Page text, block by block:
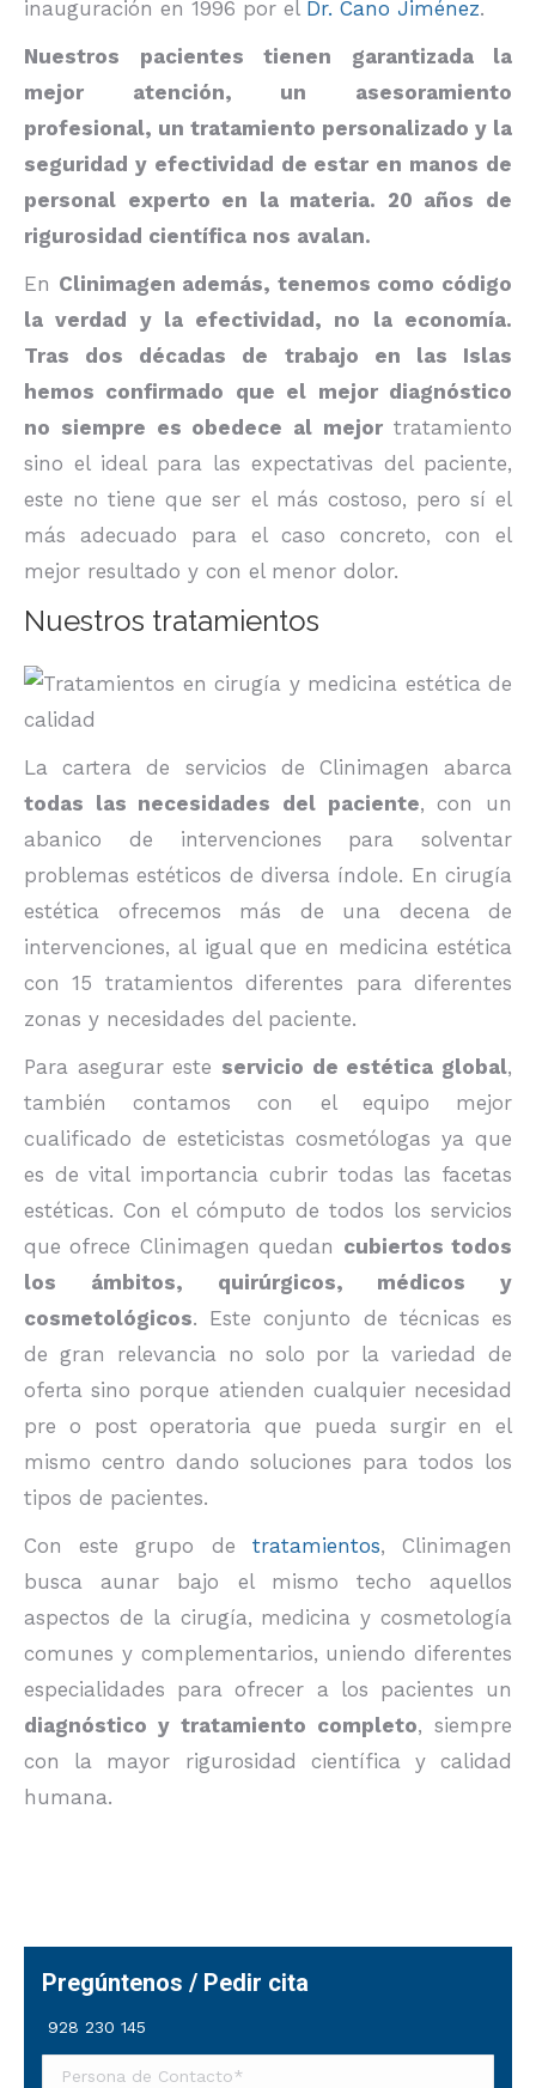
inauguración en 1996 por el Dr. Cano Jiménez.
Nuestros pacientes tienen garantizada la
mejor atención, un asesoramiento
profesional, un tratamiento personalizado y la
seguridad y efectividad de estar en manos de
personal experto en la materia. 20 años de
rigurosidad científica nos avalan.
En Clinimagen además, tenemos como código
la verdad y la efectividad, no la economía.
Tras dos décadas de trabajo en las Islas
hemos confirmado que el mejor diagnóstico
no siempre es obedece al mejor tratamiento
sino el ideal para las expectativas del paciente,
este no tiene que ser el más costoso, pero sí el
más adecuado para el caso concreto, con el
mejor resultado y con el menor dolor.
Nuestros tratamientos
La cartera de servicios de Clinimagen abarca
todas las necesidades del paciente, con un
abanico de intervenciones para solventar
problemas estéticos de diversa índole. En cirugía
estética ofrecemos más de una decena de
intervenciones, al igual que en medicina estética
con 15 tratamientos diferentes para diferentes
zonas y necesidades del paciente.
Para asegurar este servicio de estética global,
también contamos con el equipo mejor
cualificado de esteticistas cosmetólogas ya que
es de vital importancia cubrir todas las facetas
estéticas. Con el cómputo de todos los servicios
que ofrece Clinimagen quedan cubiertos todos
los ámbitos, quirúrgicos, médicos y
cosmetológicos. Este conjunto de técnicas es
de gran relevancia no solo por la variedad de
oferta sino porque atienden cualquier necesidad
pre o post operatoria que pueda surgir en el
mismo centro dando soluciones para todos los
tipos de pacientes.
Con este grupo de tratamientos, Clinimagen
busca aunar bajo el mismo techo aquellos
aspectos de la cirugía, medicina y cosmetología
comunes y complementarios, uniendo diferentes
especialidades para ofrecer a los pacientes un
diagnóstico y tratamiento completo, siempre
con la mayor rigurosidad científica y calidad
humana.
Pregúntenos / Pedir cita
928 230 145